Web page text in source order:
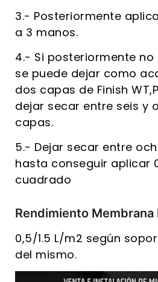
3.- Posteriormente
a 3 manos.
4.- Si posteriormente
se puede dejar como
dos capas de Finish
dejar secar entre seis y
capas.
5.- Dejar secar entre
hasta conseguir aplicar
cuadrado
Rendimiento Membrana
0,5/1.5 L/m2 según
del mismo.